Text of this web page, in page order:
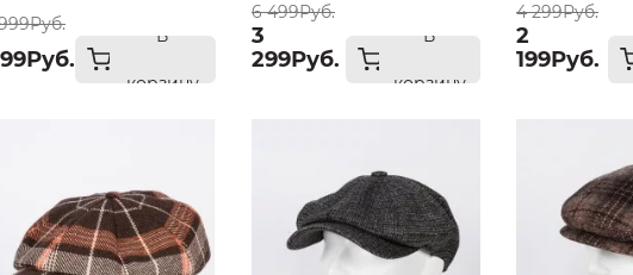
В
корзину
6 499Руб.
3
299Руб.
В
корзину
размер 57
4 299Руб.
2
199Руб.